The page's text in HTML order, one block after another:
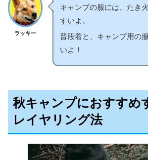
ラッキー
キャンプの服には、たき
すいよ。
普段着と、キャンプ用の
いよ！
秋キャンプにおすすめ
レイヤリング法